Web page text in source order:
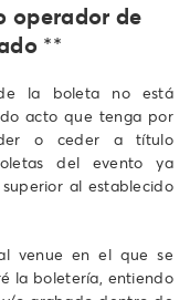
operador de
**
la boleta no está
acto que tenga por
o ceder a título
del evento ya
al establecido
venue en el que se
la boletería, entiendo